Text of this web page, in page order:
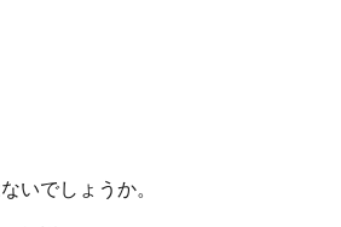
いでしょうか。